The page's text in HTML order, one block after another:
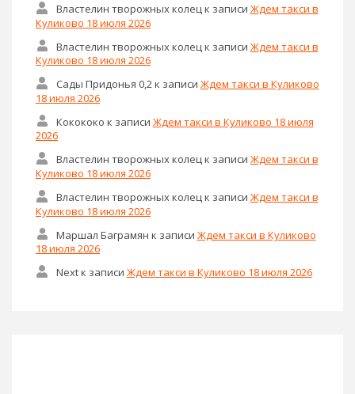
Властелин творожных колецк записи Ждем такси в
Куликово 18 июля 2026
Властелин творожных колец к записи Ждем такси в
Куликово 18 июля 2026
Сады Придонья 0,2к записи Ждем такси в Куликово
18 июля 2026
Кокококо к записи Ждем такси в Куликово 18 июля
2026
Властелин творожных колецк записи Ждем такси в
Куликово 18 июля 2026
Властелин творожных колецк записи Ждем такси в
Куликово 18 июля 2026
Маршал Баграмян к записи Ждем такси в Куликово
18 июля 2026
Nextк записи Ждем такси в Куликово 18 июля 2026